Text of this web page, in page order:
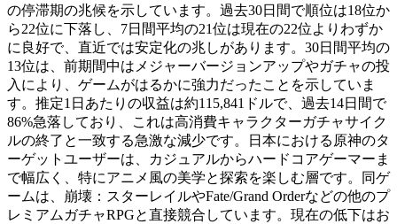
の停滞期の兆候を示しています。過去30日間で順位は18位か
ら22位に下落し、7日間平均の21位は現在の22位よりわずか
に良好で、直近では安定化の兆しがあります。30日間平均の
13位は、前期間中はメジャーバージョンアップやガチャの投
入により、ゲームがはるかに強力だったことを示していま
す。推定1日あたりの収益は約115,841ドルで、過去14日間で
86%急落しており、これは高消費キャラクターガチャサイク
ルの終了と一致する急激な減少です。日本における原神のタ
ーゲットユーザーは、カジュアルからハードコアゲーマーま
で幅広く、特にアニメ風の美学と探索を楽しむ層です。同ゲ
ームは、崩壊：スターレイルやFate/Grand Orderなどの他のプ
レミアムガチャRPGと直接競合しています。現在の低下はお